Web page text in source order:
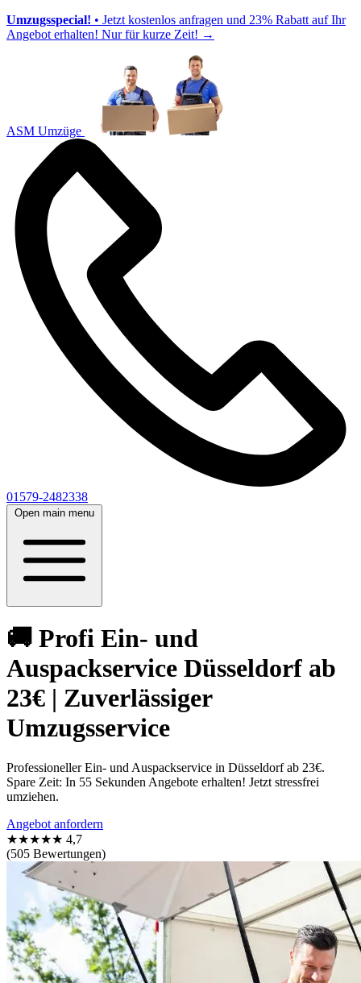
Umzugsspecial! • Jetzt kostenlos anfragen und 23% Rabatt auf Ihr
Angebot erhalten! Nur für kurze Zeit! →
ASM Umzüge
01579-2482338
Open main menu
🚚 Profi Ein- und
Auspackservice Düsseldorf ab
23€ | Zuverlässiger
Umzugsservice
Professioneller Ein- und Auspackservice in Düsseldorf ab 23€.
Spare Zeit: In 55 Sekunden Angebote erhalten! Jetzt stressfrei
umziehen.
Angebot anfordern
★★★★★ 4,7
(505 Bewertungen)